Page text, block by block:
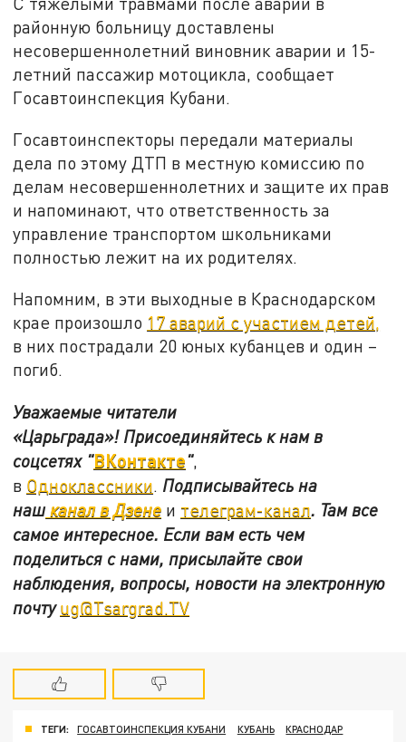
районную больницу доставлены
несовершеннолетний виновник аварии и 15-
летний пассажир мотоцикла, сообщает
Госавтоинспекция Кубани.
Госавтоинспекторы передали материалы
дела по этому ДТП в местную комиссию по
делам несовершеннолетних и защите их прав
и напоминают, что ответственность за
управление транспортом школьниками
полностью лежит на их родителях.
Напомним, в эти выходные в Краснодарском
крае произошло 17 аварий с участием детей,
в них пострадали 20 юных кубанцев и один –
погиб.
Уважаемые читатели
«Царьграда»! Присоединяйтесь к нам в
соцсетях "ВКонтакте",
в Одноклассники Подписывайтесь на
нашканал в Дзене и телеграм-канал. Там все
самое интересное. Если вам есть чем
поделиться с нами, присылайте свои
наблюдения, вопросы, новости на электронную
почтуug@Tsargrad.TV
ТЕГИ: ГОСАВТОИНСПЕКЦИЯ КУБАНИ КУБАНЬ
КРАСНОДАР